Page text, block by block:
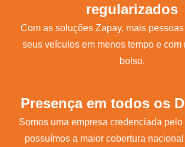
regularizados
Com as soluções Zapay, mais
seus veículos em menos tempo e com
bolso.
Presença em todos os
Somos uma empresa credenciada
possuímos a maior cobertura